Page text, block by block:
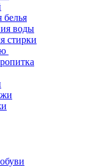
белья
воды
стирки